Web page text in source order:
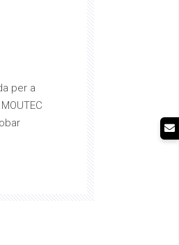
per a